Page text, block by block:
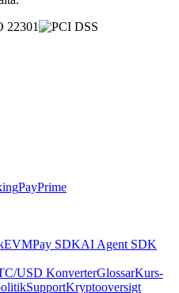
PayPrime
Pay SDKAI Agent SDK
USD KonverterGlossarKurs-
SupportKryptooversigt